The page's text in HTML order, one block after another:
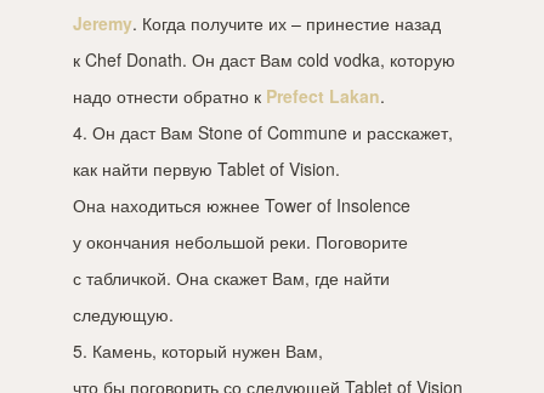
Jeremy. Когда получите их – принестие назад
к Chef Donath. Он даст Вам cold vodka, которую
надо отнести обратно к Prefect Lakan.
4. Он даст Вам Stone of Commune и расскажет,
как найти первую Tablet of Vision.
Она находиться южнее Tower of Insolence
у окончания небольшой реки. Поговорите
с табличкой. Она скажет Вам, где найти
следующую.
5. Камень, который нужен Вам,
что бы поговорить со следующей Tablet of Vision